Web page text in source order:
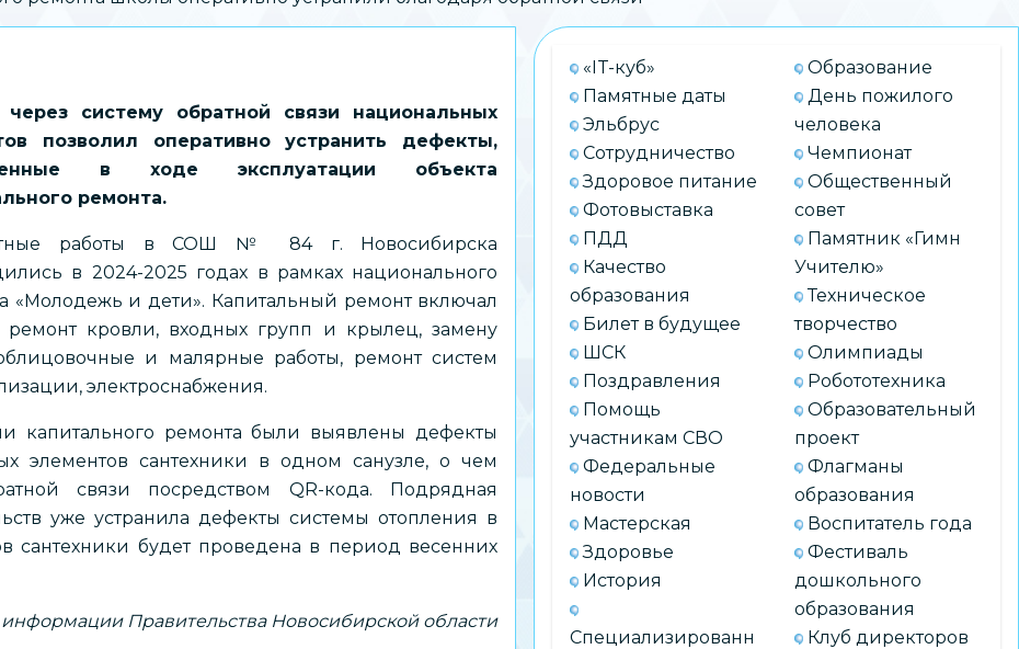
через систему обратной связи национальных
позволил оперативно устранить дефекты,
в ходе эксплуатации объекта
ремонта.
работы в СОШ № 84 г. Новосибирска
в 2024-2025 годах в рамках национального
«Молодежь и дети». Капитальный ремонт включал
ремонт кровли, входных групп и крылец, замену
и малярные работы, ремонт систем
электроснабжения.
капитального ремонта были выявлены дефекты
элементов сантехники в одном санузле, о чем
связи посредством QR-кода. Подрядная
уже устранила дефекты системы отопления в
сантехники будет проведена в период весенних
Правительства Новосибирской области
«IT-куб»
Памятные даты
Эльбрус
Сотрудничество
Здоровое питание
Фотовыставка
ПДД
Качество
образования
Билет в будущее
ШСК
Поздравления
Помощь
участникам СВО
Федеральные
новости
Мастерская
Здоровье
История
Специализированн
Образование
День пожилого
человека
Чемпионат
Общественный
совет
Памятник «Гимн
Учителю»
Техническое
творчество
Олимпиады
Робототехника
Образовательный
проект
Флагманы
образования
Воспитатель года
Фестиваль
дошкольного
образования
Клуб директоров